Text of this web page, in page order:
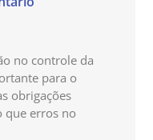
no controle da
para o
obrigações
que erros no